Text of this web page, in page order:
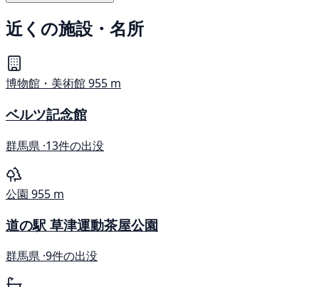
近くの施設・名所
博物館・美術館955 m
ベルツ記念館
群馬県 ·13件の出没
公園 955 m
道の駅 草津運動茶屋公園
群馬県 ·9件の出没